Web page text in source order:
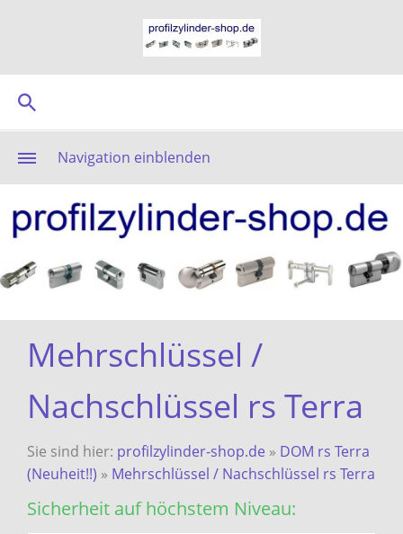
Navigation einblenden
Mehrschlüssel /
Nachschlüssel rs Terra
Sie sind hier: profilzylinder-shop.de » DOM rs Terra
(Neuheit!!) » Mehrschlüssel / Nachschlüssel rs Terra
Sicherheit auf höchstem Niveau: